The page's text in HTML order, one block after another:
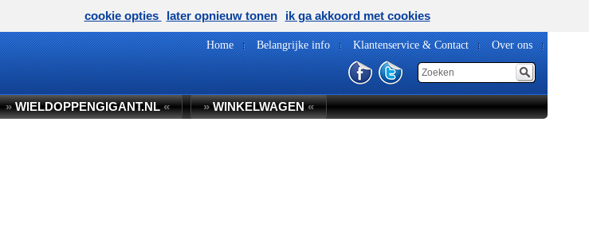
Home Belangrijke info Klantenservice & Contact Over ons
»WIELDOPPENGIGANT.NL« »WINKELWAGEN«
cookie opties later opnieuw tonen ik ga akkoord met cookies